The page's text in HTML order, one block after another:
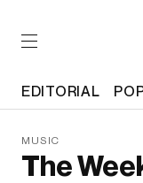
EDITORIAL
MUSIC
The